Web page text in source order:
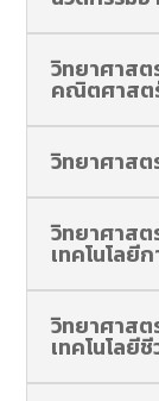
วิทยาศาส
คณิตศาสต
วิทยาศาส
วิทยาศาส
เทคโนโลยี
วิทยาศาส
เทคโนโลยี